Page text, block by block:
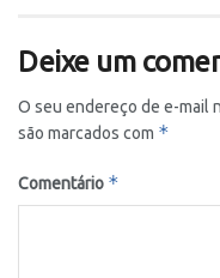
Deixe um
O seu endereço de e-mail
são marcados com *
Comentário *